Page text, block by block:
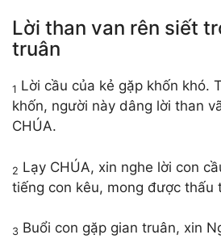
Lời than van rên siết
truân
1 Lời cầu của kẻ gặp khốn khó.
khốn, người này dâng lời than
CHÚA.
2 Lạy CHÚA, xin nghe lời con
tiếng con kêu, mong được thấu
3 Buổi con gặp gian truân, xin